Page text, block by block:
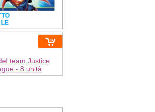
team Justice
- 8 unità